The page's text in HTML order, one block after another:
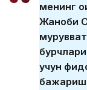
менинг
Жаноби
учун